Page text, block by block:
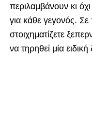
περιλαμβάνουν κι
για κάθε γεγονός.
στοιχηματίζετε
να τηρηθεί μία